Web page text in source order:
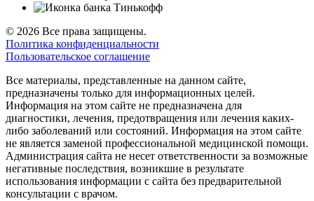
© 2026 Все права защищены.
Политика конфиденциальности
Пользовательское соглашение
Все материалы, представленные на данном сайте,
предназначены только для информационных целей.
Информация на этом сайте не предназначена для
диагностики, лечения, предотвращения или лечения каких-
либо заболеваний или состояний. Информация на этом сайте
не является заменой профессиональной медицинской помощи.
Администрация сайта не несет ответственности за возможные
негативные последствия, возникшие в результате
использования информации с сайта без предварительной
консультации с врачом.